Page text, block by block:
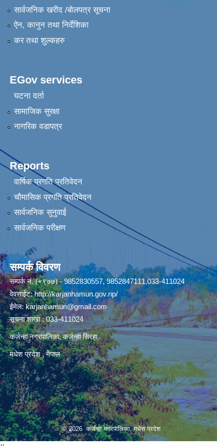
सार्वजनिक खरीद /बोलपत्र सूचना
ऐन, कानुन तथा निर्देशिका
कर तथा शुल्कहरु
EGov services
घटना दर्ता
सामाजिक सुरक्षा
नागरिक वडापत्र
Reports
वार्षिक प्रगति प्रतिवेदन
चौमासिक प्रगति प्रतिवेदन
सार्वजनिक सुनुवाई
सार्वजनिक परीक्षण
सम्पर्क विवरण
सम्पर्क नं. (+९७७) - 9852830557, 9852847111,033-411024
वेवसाईट:http://karjanhamun.gov.np/
ईमेल:karjanhamun@gmail.com
सूचना शाखा : 033-411024
कर्जन्हा नगरपालिका, कर्जन्हा सिरहा
मधेश प्रदेश , नेपाल
© 2026 कर्जन्हा नगरपालिका, मधेस प्रदेश